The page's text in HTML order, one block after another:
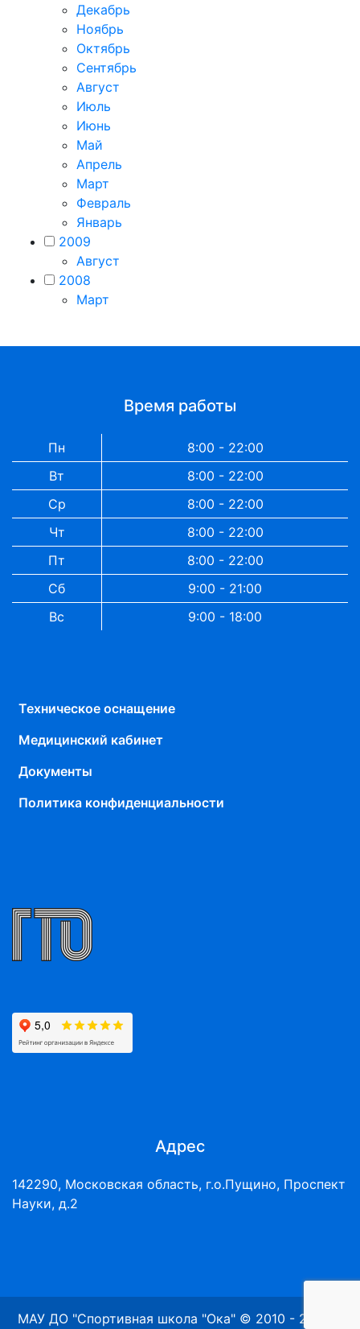
Декабрь
Ноябрь
Октябрь
Сентябрь
Август
Июль
Июнь
Май
Апрель
Март
Февраль
Январь
2009
Август
2008
Март
Время работы
Пн
8:00 - 22:00
Вт
8:00 - 22:00
Ср
8:00 - 22:00
Чт
8:00 - 22:00
Пт
8:00 - 22:00
Сб
9:00 - 21:00
Вс
9:00 - 18:00
Техническое оснащение
Медицинский кабинет
Документы
Политика конфиденциальности
Адрес
142290, Московская область, г.о.Пущино, Проспект
Науки, д.2
МАУ ДО "Спортивная школа "Ока" © 2010 - 2026 г.